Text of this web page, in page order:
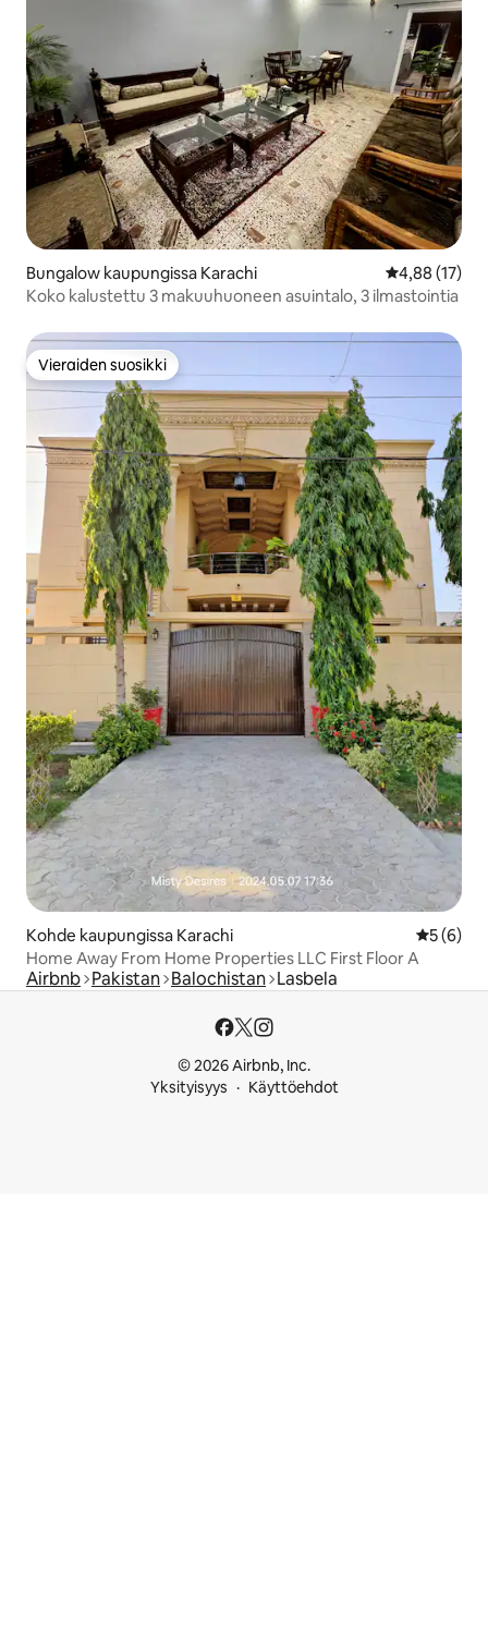
Bungalow kaupungissa Karachi
4,88 (17)
Koko kalustettu 3 makuuhuoneen asuintalo, 3 ilmastointia
Vieraiden suosikki
Vieraiden suosikki
Kohde kaupungissa Karachi
5 (6)
Home Away From Home Properties LLC First Floor A
Airbnb Pakistan Balochistan Lasbela
© 2026 Airbnb, Inc.
Yksityisyys
Käyttöehdot